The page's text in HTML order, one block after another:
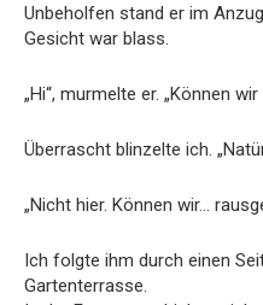
Unbeholfen stand er im
Gesicht war blass.
„Hi“, murmelte er. „Können
Überrascht blinzelte ich.
„Nicht hier. Können wir…
Ich folgte ihm durch einen
Gartenterrasse.